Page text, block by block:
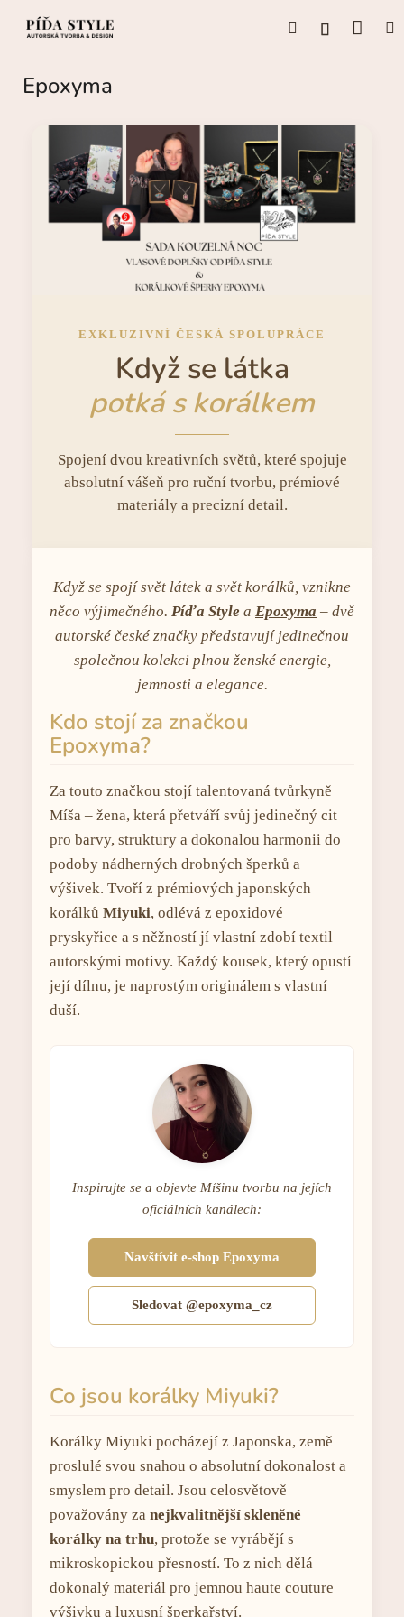
HledatPřihlášení
Epoxyma
EXKLUZIVNÍ ČESKÁ SPOLUPRÁCE
Když se látka
potká s korálkem
Spojení dvou kreativních světů, které spojuje
absolutní vášeň pro ruční tvorbu, prémiové
materiály a precizní detail.
Když se spojí svět látek a svět korálků, vznikne
něco výjimečného. Píďa Style a Epoxyma – dvě
autorské české značky představují jedinečnou
společnou kolekci plnou ženské energie,
jemnosti a elegance.
Kdo stojí za značkou
Epoxyma?
Za touto značkou stojí talentovaná tvůrkyně
Míša – žena, která přetváří svůj jedinečný cit
pro barvy, struktury a dokonalou harmonii do
podoby nádherných drobných šperků a
výšivek. Tvoří z prémiových japonských
korálků Miyuki, odlévá z epoxidové
pryskyřice a s něžností jí vlastní zdobí textil
autorskými motivy. Každý kousek, který opustí
její dílnu, je naprostým originálem s vlastní
duší.
Inspirujte se a objevte Míšinu tvorbu na jejích
oficiálních kanálech:
Navštívit e-shop Epoxyma
Sledovat @epoxyma_cz
Co jsou korálky Miyuki?
Korálky Miyuki pocházejí z Japonska, země
proslulé svou snahou o absolutní dokonalost a
smyslem pro detail. Jsou celosvětově
považovány za nejkvalitnější skleněné
korálky na trhu, protože se vyrábějí s
mikroskopickou přesností. To z nich dělá
dokonalý materiál pro jemnou haute couture
výšivku a luxusní šperkařství.